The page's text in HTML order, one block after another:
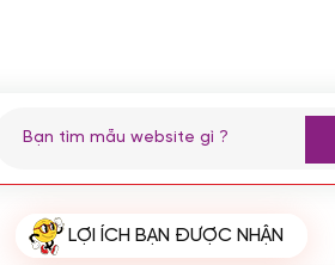
Cài đặt plugin theo yêu cầu
(+100.000 VND)
qua ngân hàng vietcombank,
kiếm:
LỢI ÍCH BẠN ĐƯỢC NHẬN